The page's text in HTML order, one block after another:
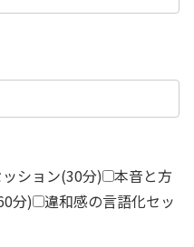
ション(30分) 本音と方
分) 違和感の言語化セッ